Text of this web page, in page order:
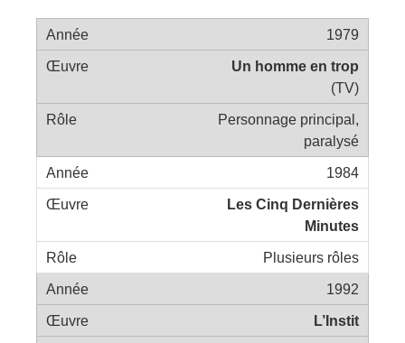
1979
Un homme en trop
(TV)
Personnage principal,
paralysé
1984
Les Cinq Dernières
Minutes
Plusieurs rôles
1992
L’Instit